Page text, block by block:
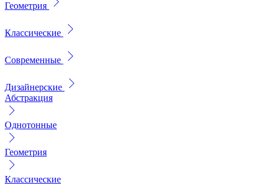
Геометрия
Классические
Современные
Дизайнерские
Абстракция
Однотонные
Геометрия
Классические